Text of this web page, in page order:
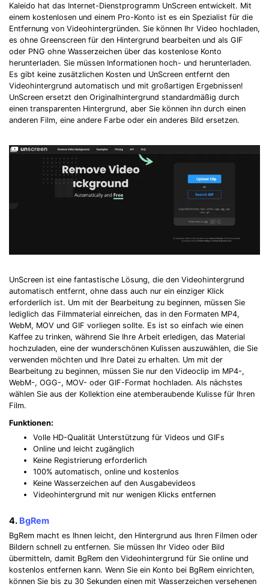
Kaleido hat das Internet-Dienstprogramm UnScreen entwickelt. Mit
einem kostenlosen und einem Pro-Konto ist es ein Spezialist für die
Entfernung von Videohintergründen. Sie können Ihr Video hochladen,
es ohne Greenscreen für den Hintergrund bearbeiten und als GIF
oder PNG ohne Wasserzeichen über das kostenlose Konto
herunterladen. Sie müssen Informationen hoch- und herunterladen.
Es gibt keine zusätzlichen Kosten und UnScreen entfernt den
Videohintergrund automatisch und mit großartigen Ergebnissen!
UnScreen ersetzt den Originalhintergrund standardmäßig durch
einen transparenten Hintergrund, aber Sie können ihn durch einen
anderen Film, eine andere Farbe oder ein anderes Bild ersetzen.
UnScreen ist eine fantastische Lösung, die den Videohintergrund
automatisch entfernt, ohne dass auch nur ein einziger Klick
erforderlich ist. Um mit der Bearbeitung zu beginnen, müssen Sie
lediglich das Filmmaterial einreichen, das in den Formaten MP4,
WebM, MOV und GIF vorliegen sollte. Es ist so einfach wie einen
Kaffee zu trinken, während Sie Ihre Arbeit erledigen, das Material
hochzuladen, eine der wunderschönen Kulissen auszuwählen, die Sie
verwenden möchten und Ihre Datei zu erhalten. Um mit der
Bearbeitung zu beginnen, müssen Sie nur den Videoclip im MP4-,
WebM-, OGG-, MOV- oder GIF-Format hochladen. Als nächstes
wählen Sie aus der Kollektion eine atemberaubende Kulisse für Ihren
Film.
Funktionen:
Volle HD-Qualität Unterstützung für Videos und GIFs
Online und leicht zugänglich
Keine Registrierung erforderlich
100% automatisch, online und kostenlos
Keine Wasserzeichen auf den Ausgabevideos
Videohintergrund mit nur wenigen Klicks entfernen
4. BgRem
BgRem macht es Ihnen leicht, den Hintergrund aus Ihren Filmen oder
Bildern schnell zu entfernen. Sie müssen Ihr Video oder Bild
übermitteln, damit BgRem den Videohintergrund für Sie online und
kostenlos entfernen kann. Wenn Sie ein Konto bei BgRem einrichten,
können Sie bis zu 30 Sekunden einen mit Wasserzeichen versehenen